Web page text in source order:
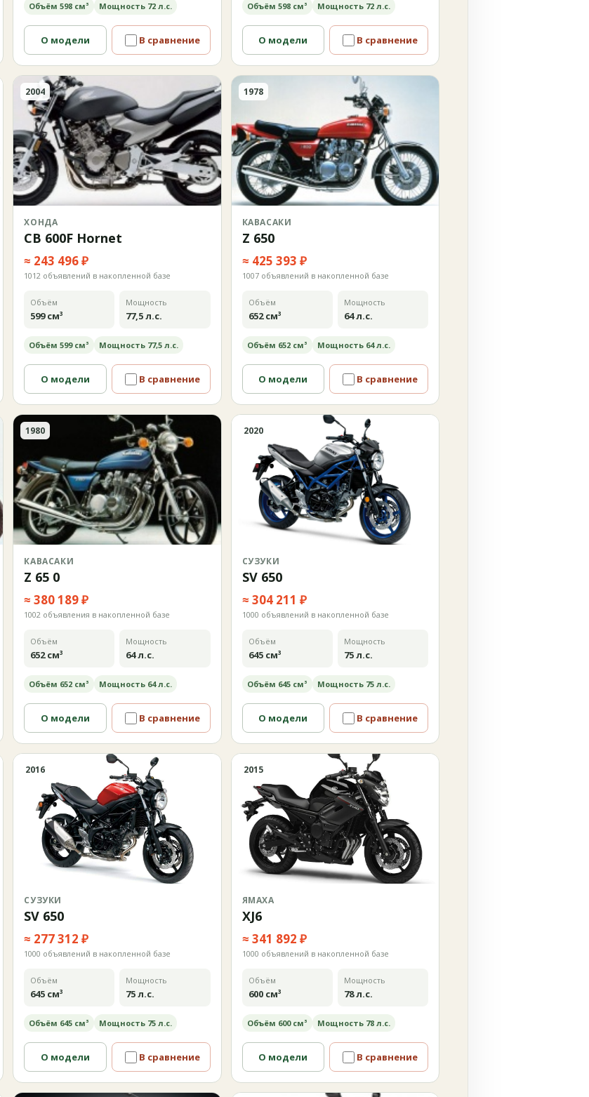
Объём 598 см³ Мощность 72 л.с.
О модели В сравнение
Объём 598 см³ Мощность 72 л.с.
О модели В сравнение
2004
ХОНДА
CB 600F Hornet
≈ 243 496 ₽
1012 объявлений в накопленной базе
Объём
599 см³
Мощность
77,5 л.с.
Объём 599 см³ Мощность 77,5 л.с.
О модели В сравнение
1978
КАВАСАКИ
Z 650
≈ 425 393 ₽
1007 объявлений в накопленной базе
Объём
652 см³
Мощность
64 л.с.
Объём 652 см³ Мощность 64 л.с.
О модели В сравнение
1980
КАВАСАКИ
Z 65 0
≈ 380 189 ₽
1002 объявления в накопленной базе
Объём
652 см³
Мощность
64 л.с.
Объём 652 см³ Мощность 64 л.с.
О модели В сравнение
2020
СУЗУКИ
SV 650
≈ 304 211 ₽
1000 объявлений в накопленной базе
Объём
645 см³
Мощность
75 л.с.
Объём 645 см³ Мощность 75 л.с.
О модели В сравнение
2016
СУЗУКИ
SV 650
≈ 277 312 ₽
1000 объявлений в накопленной базе
Объём
645 см³
Мощность
75 л.с.
Объём 645 см³ Мощность 75 л.с.
О модели В сравнение
2015
ЯМАХА
XJ6
≈ 341 892 ₽
1000 объявлений в накопленной базе
Объём
600 см³
Мощность
78 л.с.
Объём 600 см³ Мощность 78 л.с.
О модели В сравнение